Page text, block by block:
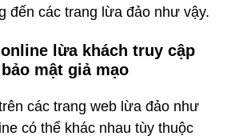
đến các trang lừa đảo như vậy.
lừa khách truy cập
mật giả mạo
các trang web lừa đảo như
có thể khác nhau tùy thuộc